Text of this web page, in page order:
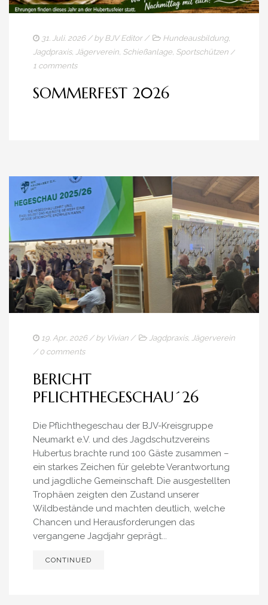
31. Juli. 2026/ by BJV Editor/ Hundeausbildung,
Jagdpraxis, Jägerverein Schießanlage Sportschützen /
1 comments
SOMMERFEST 2026
19. Apr.. 2026/ by Vivian / Jagdpraxis, Jägerverein
/ 0 comments
BERICHT
PFLICHTHEGESCHAU´26
Die Pflichthegeschau der BJV-Kreisgruppe
Neumarkt e.V. und des Jagdschutzvereins
Hubertus brachte rund 100 Gäste zusammen –
ein starkes Zeichen für gelebte Verantwortung
und jagdliche Gemeinschaft. Die ausgestellten
Trophäen zeigten den Zustand unserer
Wildbestände und machten deutlich, welche
Chancen und Herausforderungen das
vergangene Jagdjahr geprägt...
CONTINUED